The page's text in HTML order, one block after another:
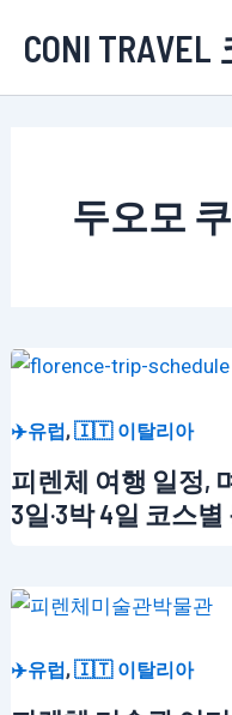
CONI
두오모
✈️유럽,🇮🇹 이탈리아
피렌체 여행 일정,
3일·3박 4일 코스별
✈️유럽 ,🇮🇹 이탈리아